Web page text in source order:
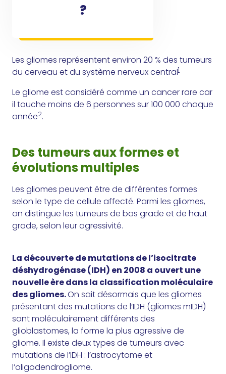
?
Les gliomes représentent environ 20 % des tumeurs
du cerveau et du système nerveux central1
Le gliome est considéré comme un cancer rare car
il touche moins de 6 personnes sur 100 000 chaque
année2.
Des tumeurs aux formes et
évolutions multiples
Les gliomes peuvent être de différentes formes
selon le type de cellule affecté. Parmi les gliomes,
on distingue les tumeurs de bas grade et de haut
grade, selon leur agressivité.
La découverte de mutations de l’isocitrate
déshydrogénase (IDH) en 2008 a ouvert une
nouvelle ère dans la classification moléculaire
des gliomes.On sait désormais que les gliomes
présentant des mutations de l’IDH (gliomes mIDH)
sont moléculairement différents des
glioblastomes, la forme la plus agressive de
gliome. Il existe deux types de tumeurs avec
mutations de l’IDH : l’astrocytome et
l’oligodendrogliome.